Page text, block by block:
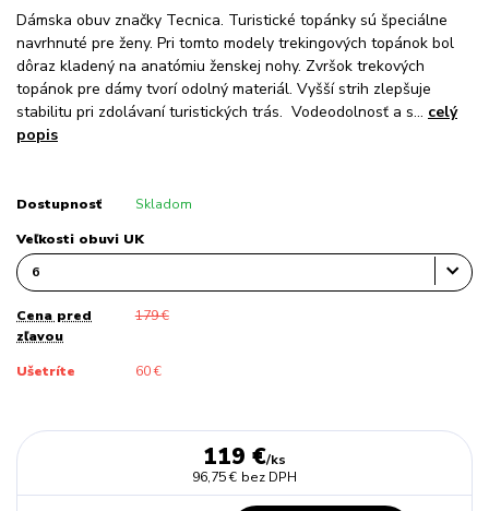
Dámska obuv značky Tecnica. Turistické topánky sú špeciálne
navrhnuté pre ženy. Pri tomto modely trekingových topánok bol
dôraz kladený na anatómiu ženskej nohy. Zvršok trekových
topánok pre dámy tvorí odolný materiál. Vyšší strih zlepšuje
stabilitu pri zdolávaní turistických trás. Vodeodolnosť a s... celý
popis
Dostupnosť Skladom
Veľkosti obuvi UK
Cena pred
zľavou
179 €
Ušetríte 60 €
119 €/ks
96,75 € bez DPH